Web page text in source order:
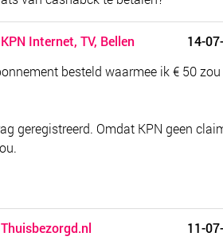
KPN Internet, TV, Bellen
14-
besteld waarmee ik € 50
geregistreerd. Omdat KPN geen
Thuisbezorgd.nl 11-